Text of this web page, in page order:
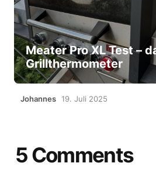
Meater Pro XL Test –
Grillthermometer
Johannes 19. Juli 2025
5 Comments